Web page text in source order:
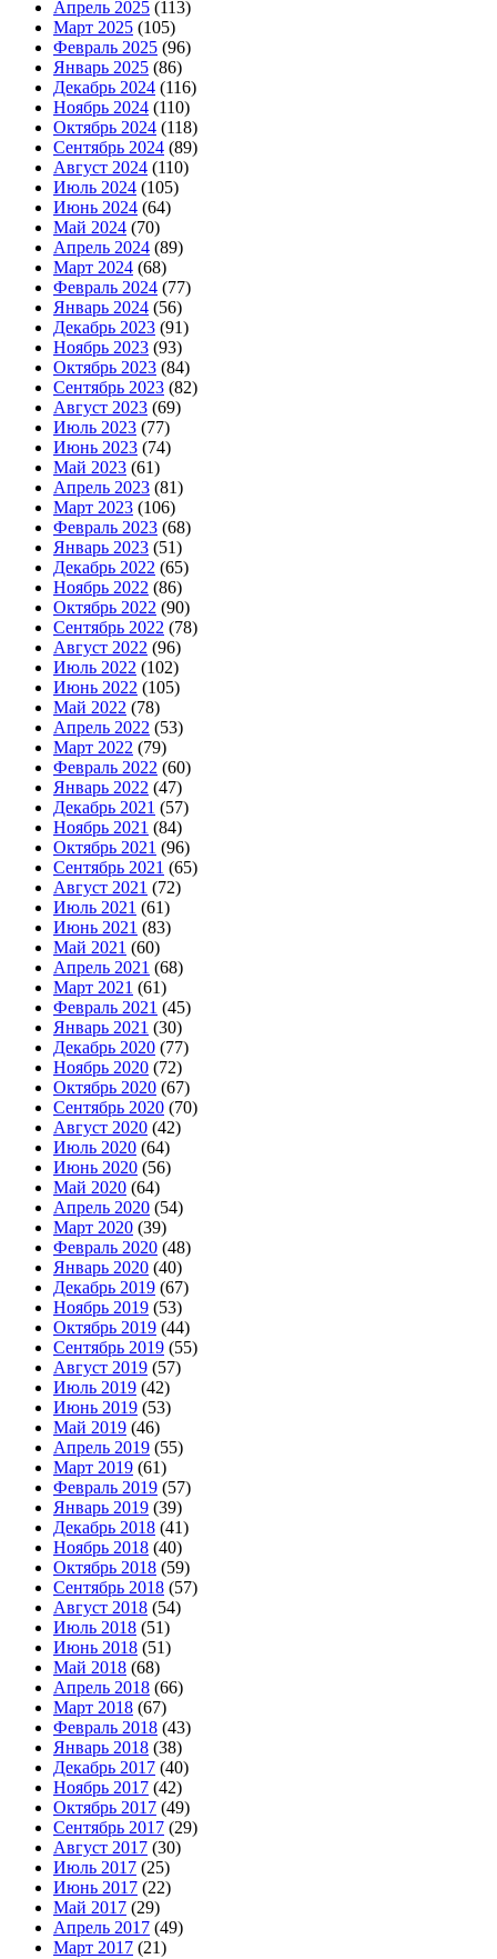
Апрель 2025 (113)
Март 2025 (105)
Февраль 2025 (96)
Январь 2025 (86)
Декабрь 2024 (116)
Ноябрь 2024 (110)
Октябрь 2024 (118)
Сентябрь 2024 (89)
Август 2024 (110)
Июль 2024 (105)
Июнь 2024 (64)
Май 2024 (70)
Апрель 2024 (89)
Март 2024 (68)
Февраль 2024 (77)
Январь 2024 (56)
Декабрь 2023 (91)
Ноябрь 2023 (93)
Октябрь 2023 (84)
Сентябрь 2023 (82)
Август 2023 (69)
Июль 2023 (77)
Июнь 2023 (74)
Май 2023 (61)
Апрель 2023 (81)
Март 2023 (106)
Февраль 2023 (68)
Январь 2023 (51)
Декабрь 2022 (65)
Ноябрь 2022 (86)
Октябрь 2022 (90)
Сентябрь 2022 (78)
Август 2022 (96)
Июль 2022 (102)
Июнь 2022 (105)
Май 2022 (78)
Апрель 2022 (53)
Март 2022 (79)
Февраль 2022 (60)
Январь 2022 (47)
Декабрь 2021 (57)
Ноябрь 2021 (84)
Октябрь 2021 (96)
Сентябрь 2021 (65)
Август 2021 (72)
Июль 2021 (61)
Июнь 2021 (83)
Май 2021 (60)
Апрель 2021 (68)
Март 2021 (61)
Февраль 2021 (45)
Январь 2021 (30)
Декабрь 2020 (77)
Ноябрь 2020 (72)
Октябрь 2020 (67)
Сентябрь 2020 (70)
Август 2020 (42)
Июль 2020 (64)
Июнь 2020 (56)
Май 2020 (64)
Апрель 2020 (54)
Март 2020 (39)
Февраль 2020 (48)
Январь 2020 (40)
Декабрь 2019 (67)
Ноябрь 2019 (53)
Октябрь 2019 (44)
Сентябрь 2019 (55)
Август 2019 (57)
Июль 2019 (42)
Июнь 2019 (53)
Май 2019 (46)
Апрель 2019 (55)
Март 2019 (61)
Февраль 2019 (57)
Январь 2019 (39)
Декабрь 2018 (41)
Ноябрь 2018 (40)
Октябрь 2018 (59)
Сентябрь 2018 (57)
Август 2018 (54)
Июль 2018 (51)
Июнь 2018 (51)
Май 2018 (68)
Апрель 2018 (66)
Март 2018 (67)
Февраль 2018 (43)
Январь 2018 (38)
Декабрь 2017 (40)
Ноябрь 2017 (42)
Октябрь 2017 (49)
Сентябрь 2017 (29)
Август 2017 (30)
Июль 2017 (25)
Июнь 2017 (22)
Май 2017 (29)
Апрель 2017 (49)
Март 2017 (21)